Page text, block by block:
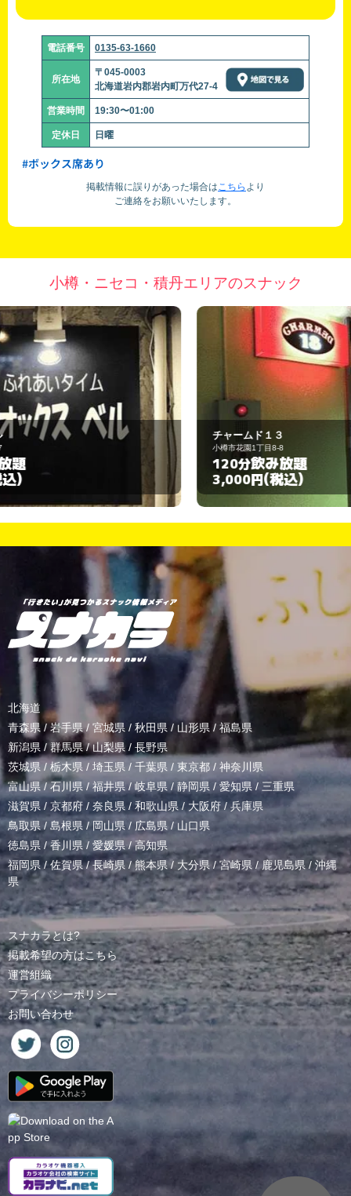
電話番号 0135-63-1660
所在地
〒045-0003
北海道岩内郡岩内町万代27-4
営業時間 19:30〜01:00
定休日 日曜
#ボックス席あり
掲載情報に誤りがあった場合はこちら より
ご連絡をお願いいたします。
小樽・ニセコ・積丹エリアのスナック
チャームド１３
飲み放題
北海道
青森県 / 岩手県/ 宮城県 / 秋田県 / 山形県/ 福島県
新潟県 /群馬県/山梨県 / 長野県
茨城県 / 栃木県 / 埼玉県 / 千葉県 / 東京都 / 神奈川県
富山県 /石川県/福井県/岐阜県 / 静岡県 / 愛知県 / 三重県
滋賀県 / 京都府 / 奈良県 / 和歌山県/ 大阪府 /兵庫県
鳥取県/ 島根県 /岡山県/ 広島県 / 山口県
徳島県 /香川県 / 愛媛県/高知県
福岡県/佐賀県/長崎県 /熊本県/ 大分県/宮崎県 /鹿児島県 / 沖縄
県
スナカラとは?
掲載希望の方はこちら
運営組織
プライバシーポリシー
お問い合わせ